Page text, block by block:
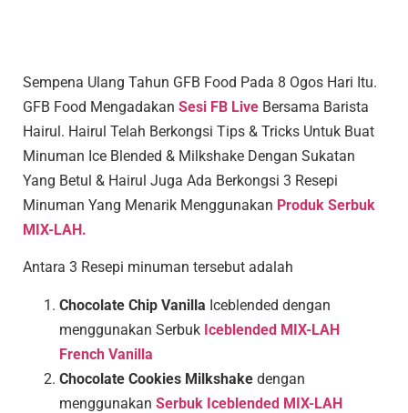
Sempena Ulang Tahun GFB Food Pada 8 Ogos Hari Itu.
GFB Food Mengadakan Sesi FB Live Bersama Barista
Hairul. Hairul Telah Berkongsi Tips & Tricks Untuk Buat
Minuman Ice Blended & Milkshake Dengan Sukatan
Yang Betul & Hairul Juga Ada Berkongsi 3 Resepi
Minuman Yang Menarik Menggunakan Produk Serbuk
MIX-LAH.
Antara 3 Resepi minuman tersebut adalah
Chocolate Chip Vanilla Iceblended dengan
menggunakan Serbuk Iceblended MIX-LAH
French Vanilla
Chocolate Cookies Milkshake dengan
menggunakan Serbuk Iceblended MIX-LAH